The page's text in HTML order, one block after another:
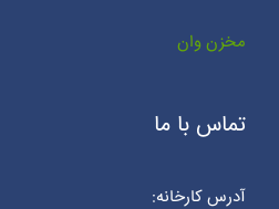
مخزن وان
تماس با ما
آدرس کارخانه: